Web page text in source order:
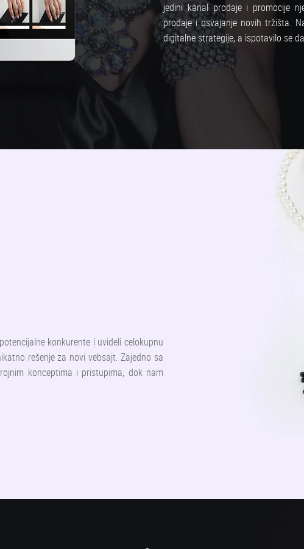
jedini kanal prodaje i promocije
prodaje i osvajanje novih tržišta.
digitalne strategije, a ispotavilo se
konkurente i uvideli celokupnu
rešenje za novi vebsajt. Zajedno sa
konceptima i pristupima, dok nam